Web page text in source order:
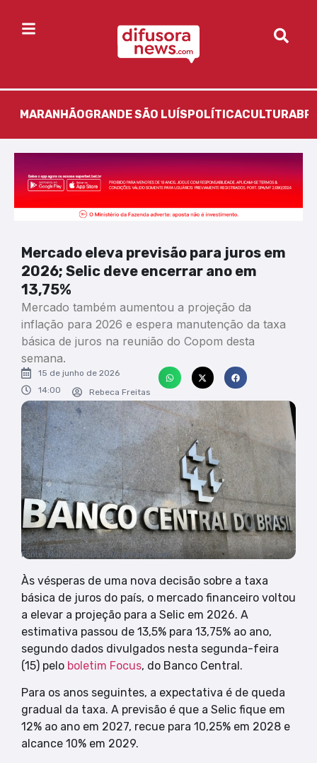
MARANHÃOGRANDE SÃO LUÍS POLÍTICACULTURA
Mercado eleva previsão para juros em
2026; Selic deve encerrar ano em
13,75%
Mercado também aumentou a projeção da
inflação para 2026 e espera manutenção da taxa
básica de juros na reunião do Copom desta
semana.
15 de junho de 2026
14:00
Rebeca Freitas
Fonte: Marcello Casal Jr/Agência Brasil
Às vésperas de uma nova decisão sobre a taxa
básica de juros do país, o mercado financeiro voltou
a elevar a projeção para a Selic em 2026. A
estimativa passou de 13,5% para 13,75% ao ano,
segundo dados divulgados nesta segunda-feira
(15) pelo boletim Focus, do Banco Central.
Para os anos seguintes, a expectativa é de queda
gradual da taxa. A previsão é que a Selic fique em
12% ao ano em 2027, recue para 10,25% em 2028 e
alcance 10% em 2029.